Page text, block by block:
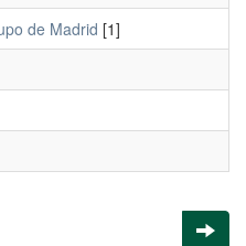
de Madrid [1]